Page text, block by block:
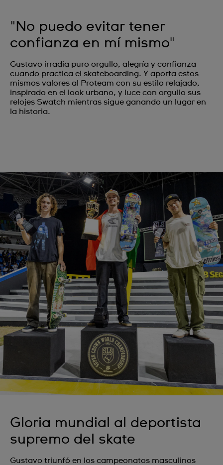
"No puedo evitar tener
confianza en mí mismo"
Gustavo irradia puro orgullo, alegría y confianza
cuando practica el skateboarding. Y aporta estos
mismos valores al Proteam con su estilo relajado,
inspirado en el look urbano, y luce con orgullo sus
relojes Swatch mientras sigue ganando un lugar en
la historia.
Gloria mundial al deportista
supremo del skate
Gustavo triunfó en los campeonatos masculinos